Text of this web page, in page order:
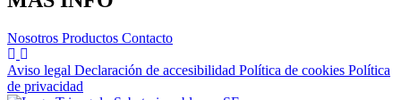
Nosotros Productos Contacto
Aviso legal Declaración de accesibilidad Política de cookies Política
de privacidad